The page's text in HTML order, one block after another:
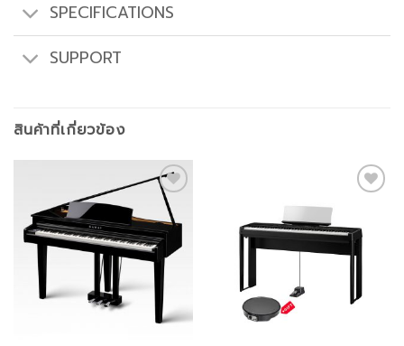
SPECIFICATIONS
SUPPORT
สินค้าที่เกี่ยวข้อง
Add to
wishlist